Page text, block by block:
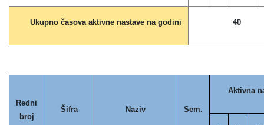
Ukupno časova aktivne nastave na godini 40
Redni
broj
Šifra Naziv Sem.
Aktivna